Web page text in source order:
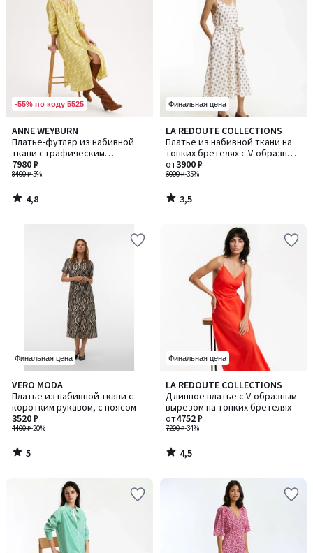
-55% по коду 5525
ANNE WEYBURN
Платье-футляр из набивной
ткани с графическим
рисунком, длинное, с длинным
рукавом
8400 ₽-5%
7980 ₽
4,8
/ 5
4,8
/
Финальная цена
LA REDOUTE COLLECTIONS
Платье из набивной ткани на
тонких бретелях с V-образным
вырезом
6000 ₽-35%
от3900 ₽
3,5
/ 5
3,5
/
Финальная цена
VERO MODA
Платье из набивной ткани с
коротким рукавом, с поясом
4400 ₽-20%
3520 ₽
5
/
5
5
/
Финальная цена
LA REDOUTE COLLECTIONS
Длинное платье с V-образным
вырезом на тонких бретелях
7200 ₽-34%
от4752 ₽
4,5
/ 5
4,5
/